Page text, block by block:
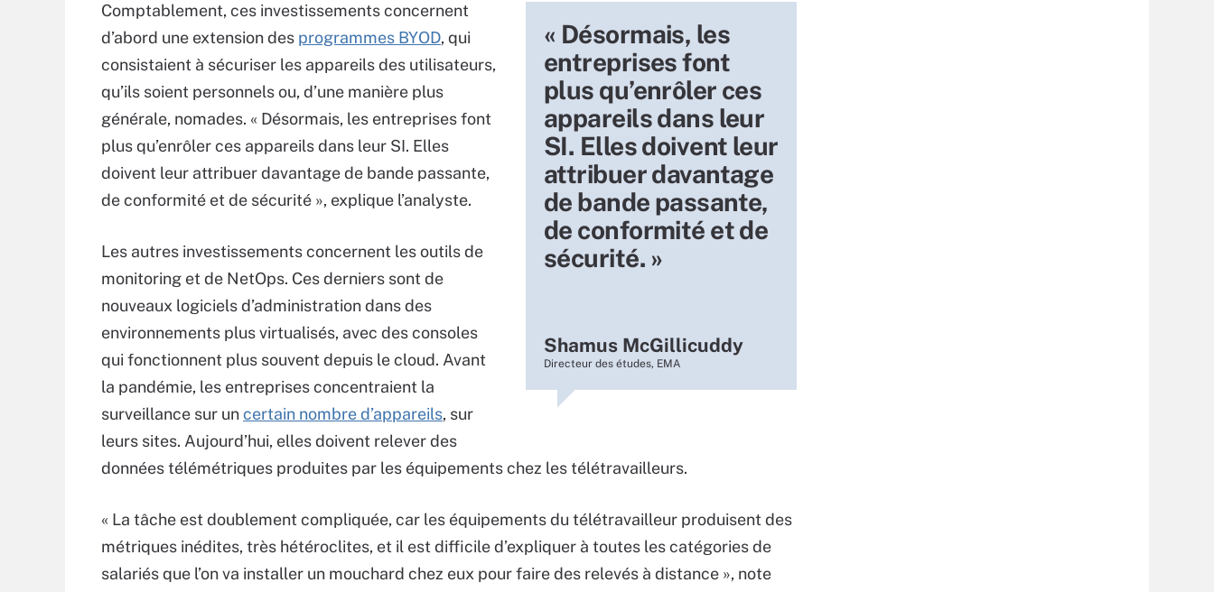
« Désormais, les
entreprises font
plus qu’enrôler ces
appareils dans leur
SI. Elles doivent leur
attribuer davantage
de bande passante,
de conformité et de
sécurité. »
Shamus McGillicuddy
Directeur des études, EMA
Comptablement, ces investissements concernent
d’abord une extension des programmes BYOD, qui
consistaient à sécuriser les appareils des utilisateurs,
qu’ils soient personnels ou, d’une manière plus
générale, nomades. « Désormais, les entreprises font
plus qu’enrôler ces appareils dans leur SI. Elles
doivent leur attribuer davantage de bande passante,
de conformité et de sécurité », explique l’analyste.
Les autres investissements concernent les outils de
monitoring et de NetOps. Ces derniers sont de
nouveaux logiciels d’administration dans des
environnements plus virtualisés, avec des consoles
qui fonctionnent plus souvent depuis le cloud. Avant
la pandémie, les entreprises concentraient la
surveillance sur uncertain nombre d’appareils, sur
leurs sites. Aujourd’hui, elles doivent relever des
données télémétriques produites par les équipements chez les télétravailleurs.
« La tâche est doublement compliquée, car les équipements du télétravailleur produisent des
métriques inédites, très hétéroclites, et il est difficile d’expliquer à toutes les catégories de
salariés que l’on va installer un mouchard chez eux pour faire des relevés à distance », note